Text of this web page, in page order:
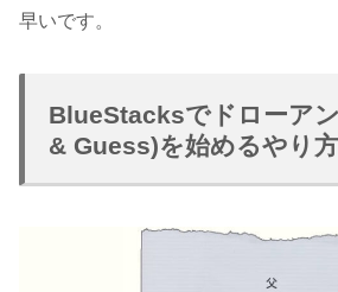
早いです。
BlueStacksでドローア
& Guess)を始めるやり方